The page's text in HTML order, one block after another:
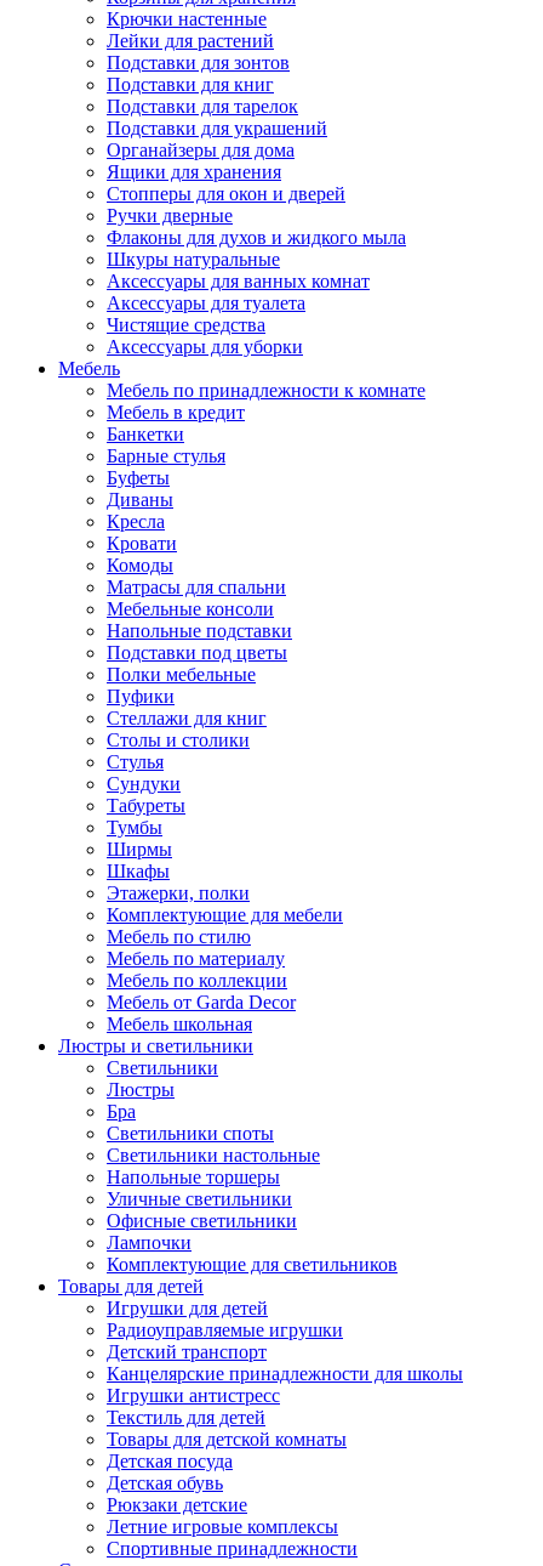
Крючки настенные
Лейки для растений
Подставки для зонтов
Подставки для книг
Подставки для тарелок
Подставки для украшений
Органайзеры для дома
Ящики для хранения
Стопперы для окон и дверей
Ручки дверные
Флаконы для духов и жидкого мыла
Шкуры натуральные
Аксессуары для ванных комнат
Аксессуары для туалета
Чистящие средства
Аксессуары для уборки
Мебель
Мебель по принадлежности к комнате
Мебель в кредит
Банкетки
Барные стулья
Буфеты
Диваны
Кресла
Кровати
Комоды
Матрасы для спальни
Мебельные консоли
Напольные подставки
Подставки под цветы
Полки мебельные
Пуфики
Стеллажи для книг
Столы и столики
Стулья
Сундуки
Табуреты
Тумбы
Ширмы
Шкафы
Этажерки, полки
Комплектующие для мебели
Мебель по стилю
Мебель по материалу
Мебель по коллекции
Мебель от Garda Decor
Мебель школьная
Люстры и светильники
Светильники
Люстры
Бра
Светильники споты
Светильники настольные
Напольные торшеры
Уличные светильники
Офисные светильники
Лампочки
Комплектующие для светильников
Товары для детей
Игрушки для детей
Радиоуправляемые игрушки
Детский транспорт
Канцелярские принадлежности для школы
Игрушки антистресс
Текстиль для детей
Товары для детской комнаты
Детская посуда
Детская обувь
Рюкзаки детские
Летние игровые комплексы
Спортивные принадлежности